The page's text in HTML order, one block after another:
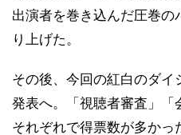
出演者を巻き込んだ圧巻
り上げた。
その後、今回の紅白のダ
発表へ。「視聴者審査」「
それぞれで得票数が多かっ